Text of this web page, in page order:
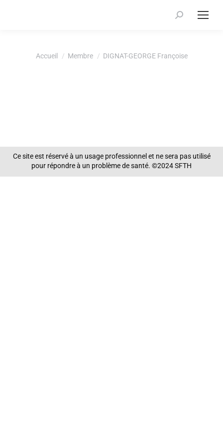
Recherche
Vous êtes ici :
Accueil Membre DIGNAT-GEORGE Françoise
Ce site est réservé à un usage professionnel et ne sera pas utilisé
pour répondre à un problème de santé. ©2024 SFTH